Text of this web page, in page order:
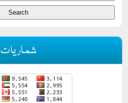
شماریات